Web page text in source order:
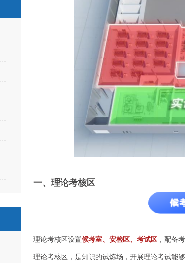
一、理论考核区
理论考核区设置候考室、安检区、考试区 ，配备
理论考核区，是知识的试炼场，开展理论考试能够